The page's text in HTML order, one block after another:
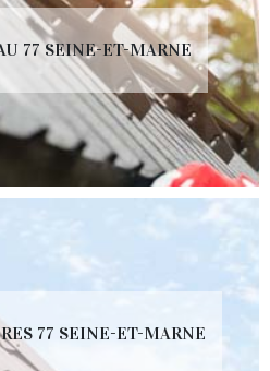
77 SEINE-ET-MARNE
77 SEINE-ET-MARNE